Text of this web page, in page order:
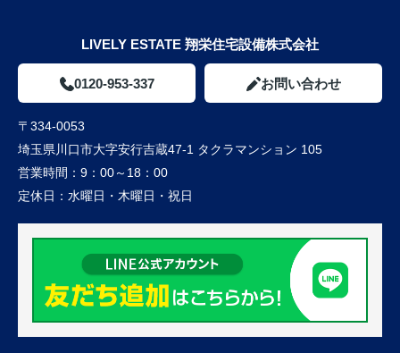
LIVELY ESTATE 翔栄住宅設備株式会社
0120-953-337 お問い合わせ
〒334-0053
埼玉県川口市大字安行吉蔵47-1 タクラマンション 105
営業時間： 9：00～18：00
定休日： 水曜日・木曜日・祝日